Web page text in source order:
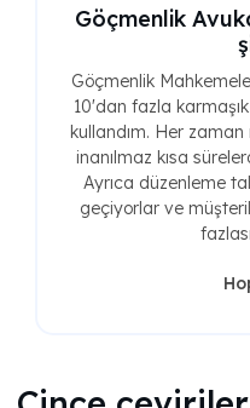
Göçmenlik
Göçmenlik
10'dan fazla
kullandım. Her
inanılmaz kısa
Ayrıca düzenleme
geçiyorlar ve